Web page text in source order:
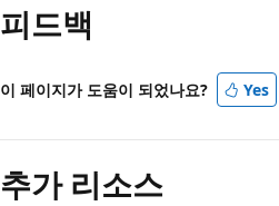
피드백
이 페이지가 도움이 되었나요? Yes
추가 리소스